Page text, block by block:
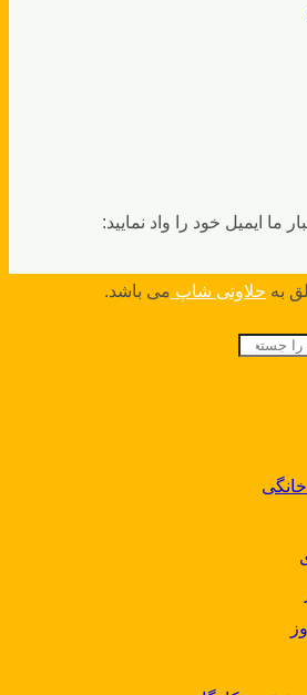
ما ایمیل خود را واد نمایید:
به حلاوتی شاپ می باشد.